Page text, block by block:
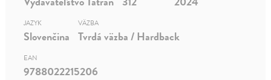
JAZYK
Slovenčina
VÄZBA
Tvrdá väzba / Hardback
EAN
9788022215206